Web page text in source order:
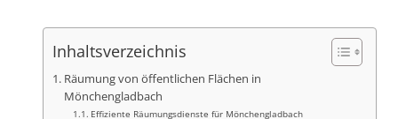
Inhaltsverzeichnis
Räumung von öffentlichen Flächen in
Mönchengladbach
Effiziente Räumungsdienste für Mönchengladbach